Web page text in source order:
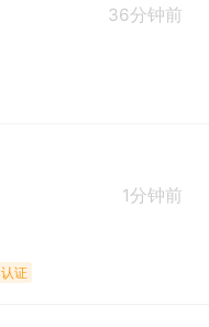
36分钟前
1分钟前
认证